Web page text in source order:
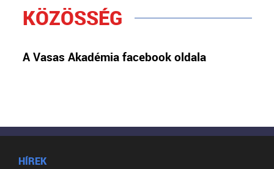
KÖZÖSSÉG
A Vasas Akadémia facebook oldala
HÍREK